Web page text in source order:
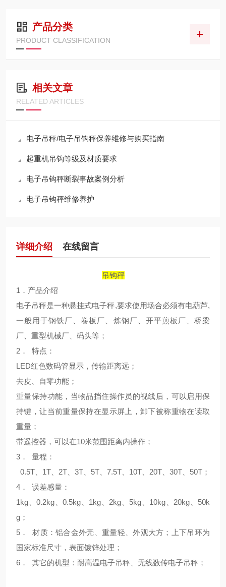
产品分类
PRODUCT CLASSIFICATION
相关文章
RELATED ARTICLES
电子吊秤/电子吊钩秤保养维修与购买指南
起重机吊钩等级及材质要求
电子吊钩秤断裂事故案例分析
电子吊钩秤维修养护
详细介绍 在线留言
吊钩秤
1．产品介绍
电子吊秤是一种悬挂式电子秤,要求使用场合必须有电葫芦,
一般用于钢铁厂、卷板厂、炼钢厂、开平煎板厂、桥梁
厂、重型机械厂、码头等；
2． 特点：
LED红色数码管显示，传输距离远；
去皮、自零功能；
重量保持功能，当物品挡住操作员的视线后，可以启用保
持键，让当前重量保持在显示屏上，卸下被称重物在读取
重量；
带遥控器，可以在10米范围距离内操作；
3． 量程：
0.5T、1T、2T、3T、5T、7.5T、10T、20T、30T、50T；
4． 误差感量：
1kg、0.2kg、0.5kg、1kg、2kg、5kg、10kg、20kg、50k
g；
5． 材质：铝合金外壳、重量轻、外观大方；上下吊环为
国家标准尺寸，表面镀锌处理；
6． 其它的机型：耐高温电子吊秤、无线数传电子吊秤；